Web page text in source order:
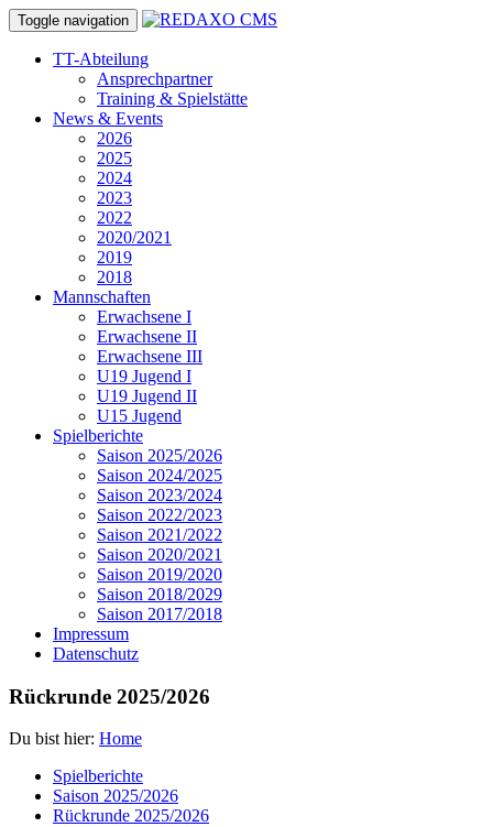
Toggle navigation
TT-Abteilung
Ansprechpartner
Training & Spielstätte
News & Events
2026
2025
2024
2023
2022
2020/2021
2019
2018
Mannschaften
Erwachsene I
Erwachsene II
Erwachsene III
U19 Jugend I
U19 Jugend II
U15 Jugend
Spielberichte
Saison 2025/2026
Saison 2024/2025
Saison 2023/2024
Saison 2022/2023
Saison 2021/2022
Saison 2020/2021
Saison 2019/2020
Saison 2018/2029
Saison 2017/2018
Impressum
Datenschutz
Rückrunde 2025/2026
Du bist hier: Home
Spielberichte
Saison 2025/2026
Rückrunde 2025/2026